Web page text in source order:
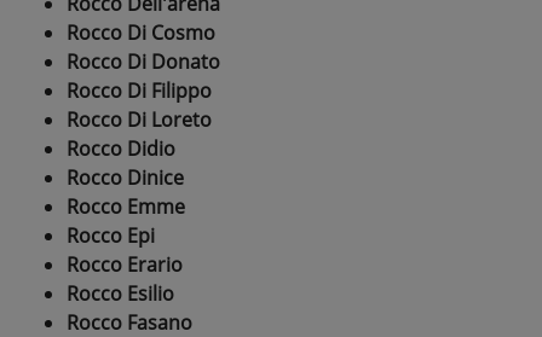
Rocco Di Cosmo
Rocco Di Donato
Rocco Di Filippo
Rocco Di Loreto
Rocco Didio
Rocco Dinice
Rocco Emme
Rocco Epi
Rocco Erario
Rocco Esilio
Rocco Fasano